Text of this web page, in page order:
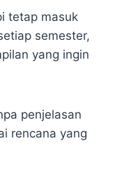
tetap masuk
semester,
yang ingin
penjelasan
rencana yang